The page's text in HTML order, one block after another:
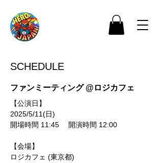
SCHEDULE
ファンミーティング @ロジカフェ
【公演日】
2025/5/11(日)
開場時間 11:45　 開演時間 12:00
【会場】
ロジカフェ (東京都)